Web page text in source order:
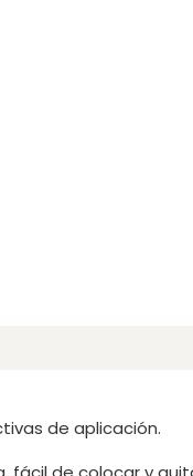
de aplicación.